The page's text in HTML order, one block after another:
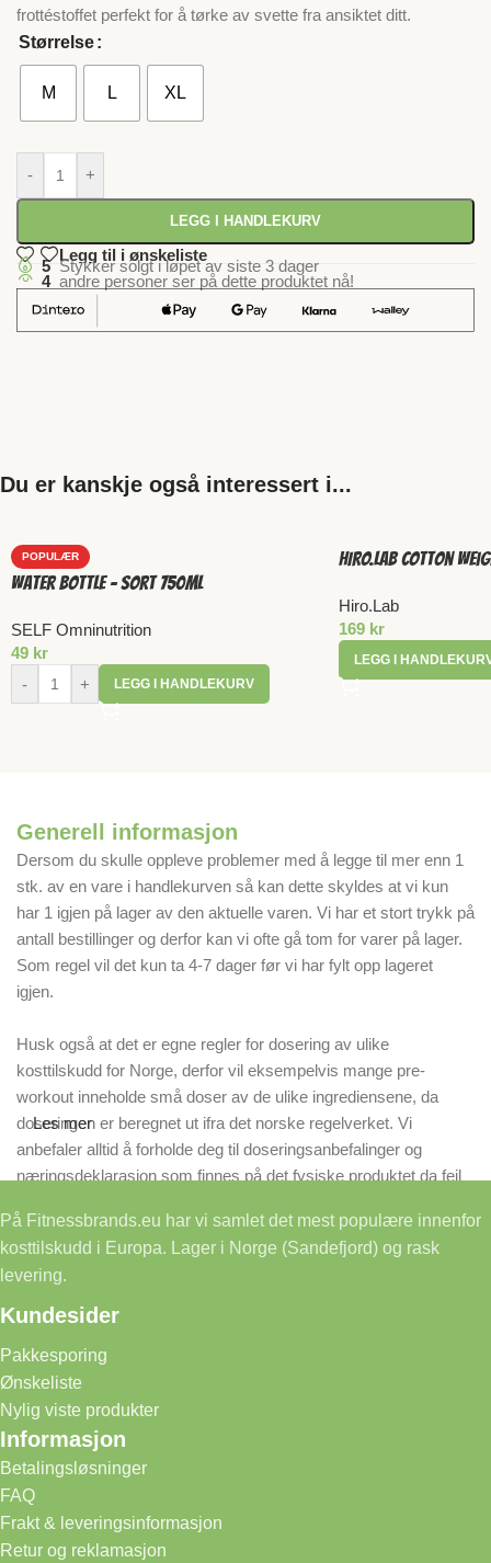
frottéstoffet perfekt for å tørke av svette fra ansiktet ditt.
Størrelse
M L XL
- +
LEGG I HANDLEKURV
Legg til i ønskeliste
5 Stykker solgt i løpet av siste 3 dager
4 andre personer ser på dette produktet nå!
Du er kanskje også interessert i...
POPULÆR
Water bottle – Sort 750ml
SELF Omninutrition
49 kr
-
+ LEGG I HANDLEKURV
HIRO.LAB Cotton
Hiro.Lab
169 kr
LEGG I
Generell informasjon
Dersom du skulle oppleve problemer med å legge til mer enn 1
stk. av en vare i handlekurven så kan dette skyldes at vi kun
har 1 igjen på lager av den aktuelle varen. Vi har et stort trykk på
antall bestillinger og derfor kan vi ofte gå tom for varer på lager.
Som regel vil det kun ta 4-7 dager før vi har fylt opp lageret
igjen.
Husk også at det er egne regler for dosering av ulike
kosttilskudd for Norge, derfor vil eksempelvis mange pre-
workout inneholde små doser av de ulike ingrediensene, da
doseringen er beregnet ut ifra det norske regelverket. Vi
anbefaler alltid å forholde deg til doseringsanbefalinger og
næringsdeklarasjon som finnes på det fysiske produktet da feil
Les mer
På Fitnessbrands.eu har vi samlet det mest populære innenfor
kosttilskudd i Europa. Lager i Norge (Sandefjord) og rask
levering.
Kundesider
Pakkesporing
Ønskeliste
Nylig viste produkter
Informasjon
Betalingsløsninger
FAQ
Frakt & leveringsinformasjon
Retur og reklamasjon